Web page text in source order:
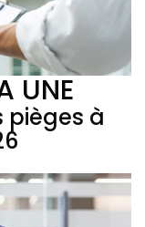
UNE
pièges à